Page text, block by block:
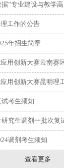
据”专业建设与教学
工作的公告
年招生简章
用创新大赛云南赛
用创新大赛昆明理
考生须知
究生调剂一批次复
调剂考生须知
查看更多